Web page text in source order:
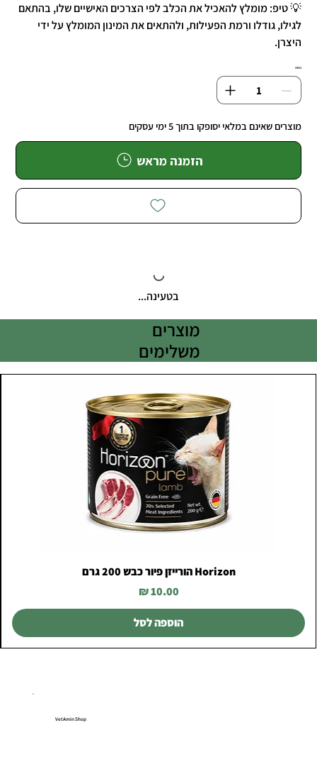
💡 טיפ: מומלץ להאכיל את הכלב לפי הצרכים האישיים שלו, בהתאם
לגילו, גודלו ורמת הפעילות, ולהתאים את המינון המומלץ על ידי
היצרן.
כמות
מוצרים שאינם במלאי יסופקו בתוך 5 ימי עסקים
הזמנה מראש
בטעינה...
מוצרים
משלימים
Horizon הורייזן פיור כבש 200 גרם
מחיר
הוספה לסל
VetAmin Shop